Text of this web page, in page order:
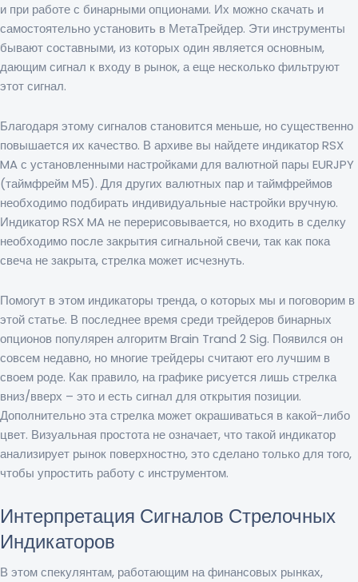
и при работе с бинарными опционами. Их можно скачать и
самостоятельно установить в МетаТрейдер. Эти инструменты
бывают составными, из которых один является основным,
дающим сигнал к входу в рынок, а еще несколько фильтруют
этот сигнал.
Благодаря этому сигналов становится меньше, но существенно
повышается их качество. В архиве вы найдете индикатор RSX
MA с установленными настройками для валютной пары EURJPY
(таймфрейм M5). Для других валютных пар и таймфреймов
необходимо подбирать индивидуальные настройки вручную.
Индикатор RSX MA не перерисовывается, но входить в сделку
необходимо после закрытия сигнальной свечи, так как пока
свеча не закрыта, стрелка может исчезнуть.
Помогут в этом индикаторы тренда, о которых мы и поговорим в
этой статье. В последнее время среди трейдеров бинарных
опционов популярен алгоритм Brain Trand 2 Sig. Появился он
совсем недавно, но многие трейдеры считают его лучшим в
своем роде. Как правило, на графике рисуется лишь стрелка
вниз/вверх – это и есть сигнал для открытия позиции.
Дополнительно эта стрелка может окрашиваться в какой-либо
цвет. Визуальная простота не означает, что такой индикатор
анализирует рынок поверхностно, это сделано только для того,
чтобы упростить работу с инструментом.
Интерпретация Сигналов Стрелочных
Индикаторов
В этом спекулянтам, работающим на финансовых рынках,